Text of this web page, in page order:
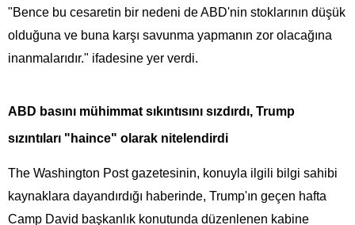
"Bence bu cesaretin bir nedeni de ABD'nin stoklarının düşük
olduğuna ve buna karşı savunma yapmanın zor olacağına
inanmalarıdır." ifadesine yer verdi.
ABD basını mühimmat sıkıntısını sızdırdı, Trump
sızıntıları "haince" olarak nitelendirdi
The Washington Post gazetesinin, konuyla ilgili bilgi sahibi
kaynaklara dayandırdığı haberinde, Trump'ın geçen hafta
Camp David başkanlık konutunda düzenlenen kabine